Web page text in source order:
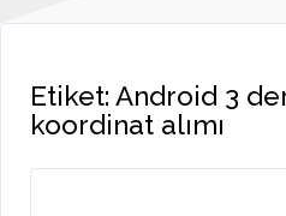
Etiket: Android 3
koordinat alımı